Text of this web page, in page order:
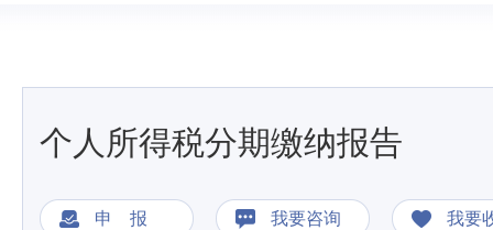
个人所得税分期缴纳报告
申 报 我要咨询 我要